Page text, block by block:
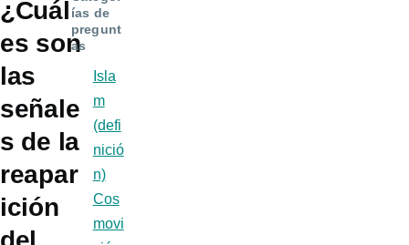
¿Cuál
es son
las
señale
s de la
reapar
ición
ías de
pregunt
as
Isla
m
(defi
nició
n)
Cos
movi